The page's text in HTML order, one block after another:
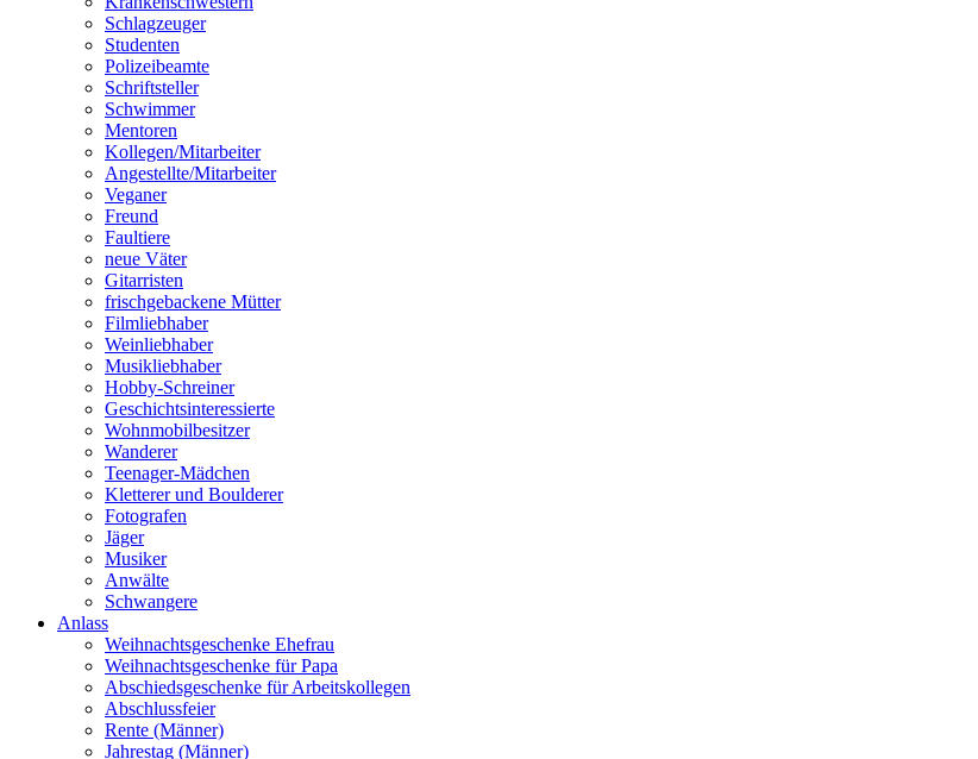
Schlagzeuger
Studenten
Polizeibeamte
Schriftsteller
Schwimmer
Mentoren
Kollegen/Mitarbeiter
Angestellte/Mitarbeiter
Veganer
Freund
Faultiere
neue Väter
Gitarristen
frischgebackene Mütter
Filmliebhaber
Weinliebhaber
Musikliebhaber
Hobby-Schreiner
Geschichtsinteressierte
Wohnmobilbesitzer
Wanderer
Teenager-Mädchen
Kletterer und Boulderer
Fotografen
Jäger
Musiker
Anwälte
Schwangere
Anlass
Weihnachtsgeschenke Ehefrau
Weihnachtsgeschenke für Papa
Abschiedsgeschenke für Arbeitskollegen
Abschlussfeier
Rente (Männer)
Jahrestag (Männer)